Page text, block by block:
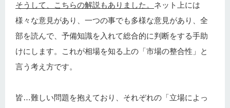
そうして、こちらの解説もありました。 ネット上には
様々な意見があり、一つの事でも多様な意見があり、全
部を読んで、予備知識を入れて総合的に判断をする手助
けにします。これが相場を知る上の「市場の整合性」と
言う考え方です。
皆…難しい問題を抱えており、それぞれの「立場によっ